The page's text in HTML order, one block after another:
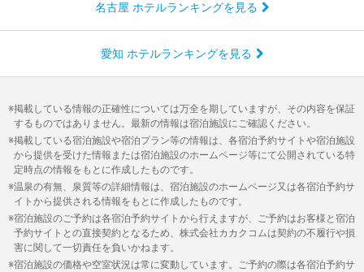
名古屋 ホテルランキングを見る
愛知 ホテルランキングを見る
掲載している情報の正確性については万全を期していますが、その内容を保証
するものではありません。最新の情報は宿泊施設にご確認ください。
掲載している宿泊施設や宿泊プラン等の情報は、各宿泊予約サイトや宿泊施設
から提供を受けた情報または宿泊施設のホームページ等にて公開されている特
定時点の情報をもとに作成したものです。
温泉の有無、泉質等の詳細情報は、宿泊施設のホームページ又は各宿泊予約サ
イトから提供される情報をもとに作成したものです。
宿泊施設のご予約は各宿泊予約サイトから行えますが、ご予約はお客様と宿泊
予約サイトとの直接契約となるため、株式会社カカクコムは契約の不履行や損
害に関して一切責任を負いかねます。
宿泊施設の価格や空室状況は常に変動しています。ご予約の際は各宿泊予約サ